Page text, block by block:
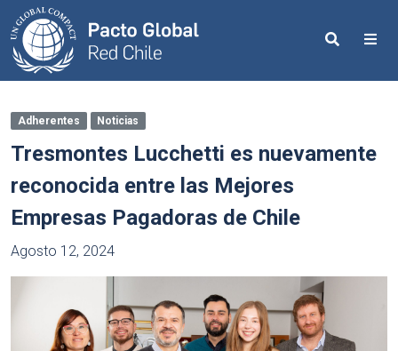
Search
Adherentes Noticias
Tresmontes Lucchetti es nuevamente
reconocida entre las Mejores
Empresas Pagadoras de Chile
Agosto 12, 2024